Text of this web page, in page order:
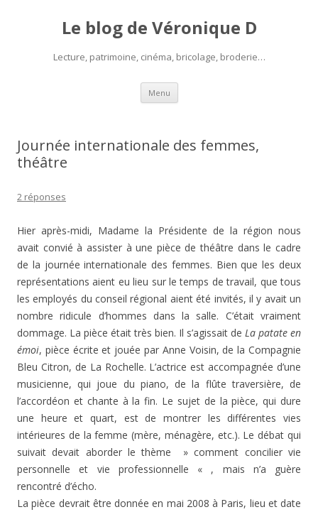
Le blog de Véronique D
Lecture, patrimoine, cinéma, bricolage, broderie…
Menu Aller
contenu
Journée internationale des femmes,
théâtre
2 réponses
Hier après-midi, Madame la Présidente de la région nous
avait convié à assister à une pièce de théâtre dans le cadre
de la journée internationale des femmes. Bien que les deux
représentations aient eu lieu sur le temps de travail, que tous
les employés du conseil régional aient été invités, il y avait un
nombre ridicule d’hommes dans la salle. C’était vraiment
dommage. La pièce était très bien. Il s’agissait de La patate en
émoi, pièce écrite et jouée par Anne Voisin, de la Compagnie
Bleu Citron, de La Rochelle. L’actrice est accompagnée d’une
musicienne, qui joue du piano, de la flûte traversière, de
l’accordéon et chante à la fin. Le sujet de la pièce, qui dure
une heure et quart, est de montrer les différentes vies
intérieures de la femme (mère, ménagère, etc.). Le débat qui
suivait devait aborder le thème » comment concilier vie
personnelle et vie professionnelle « , mais n’a guère
rencontré d’écho.
La pièce devrait être donnée en mai 2008 à Paris, lieu et date